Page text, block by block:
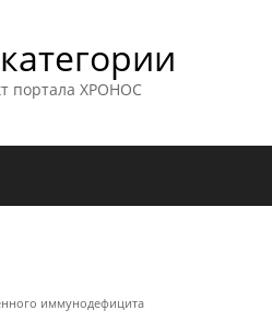
портала ХРОНОС
иммунодефицита